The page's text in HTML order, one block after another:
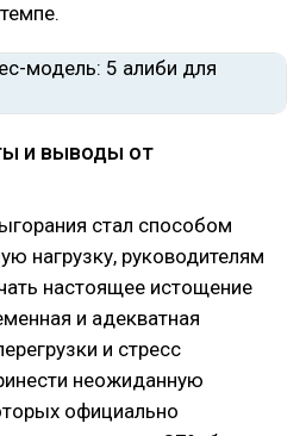
и выводы от
стал способом
нагрузку, руководителям
настоящее истощение
и адекватная
и стресс
неожиданную
официально